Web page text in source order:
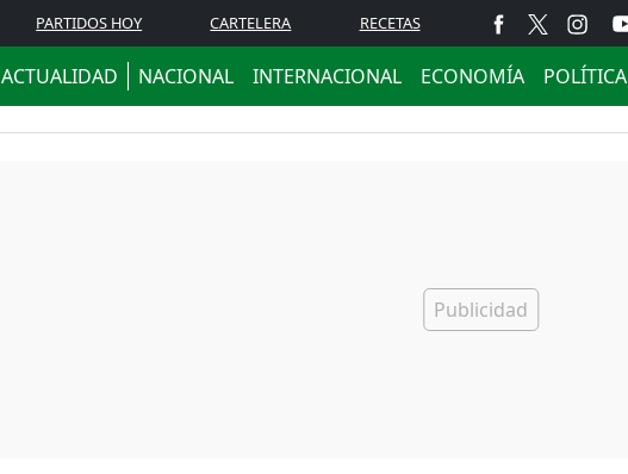
PARTIDOS HOY CARTELERA RECETAS
ACTUALIDAD NACIONAL INTERNACIONAL ECONOMÍA POLÍTICA